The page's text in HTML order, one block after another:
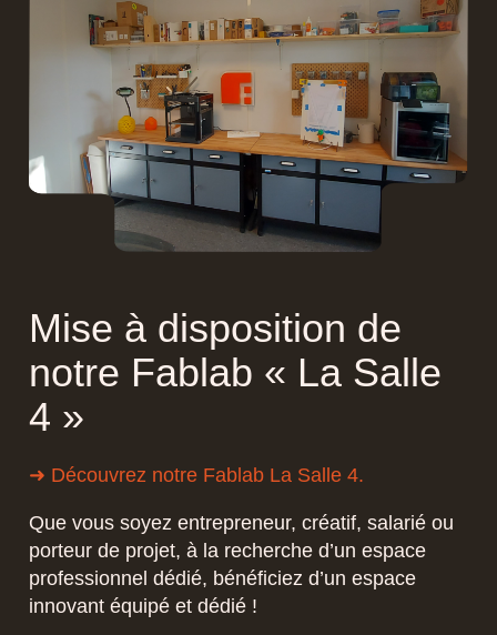
Mise à disposition de
notre Fablab « La Salle
4 »
➜ Découvrez notre Fablab La Salle 4.
Que vous soyez entrepreneur, créatif, salarié ou
porteur de projet, à la recherche d’un espace
professionnel dédié, bénéficiez d’un espace
innovant équipé et dédié !